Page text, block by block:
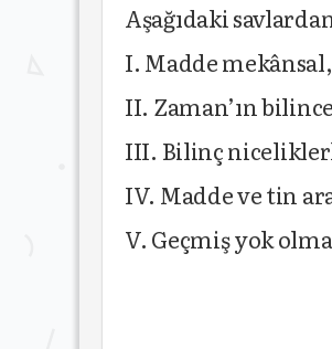
Aşağıdaki
I. Madde
II. Zaman’ın
III. Bilinç
IV. Madde ve tin
V. Geçmiş yok